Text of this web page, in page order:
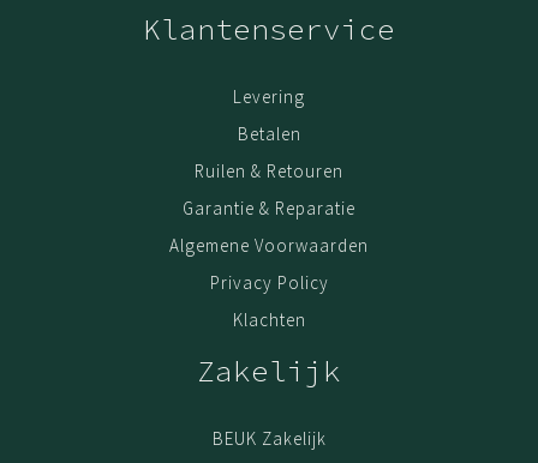
Klantenservice
Levering
Betalen
Ruilen & Retouren
Garantie & Reparatie
Algemene Voorwaarden
Privacy Policy
Klachten
Zakelijk
BEUK Zakelijk